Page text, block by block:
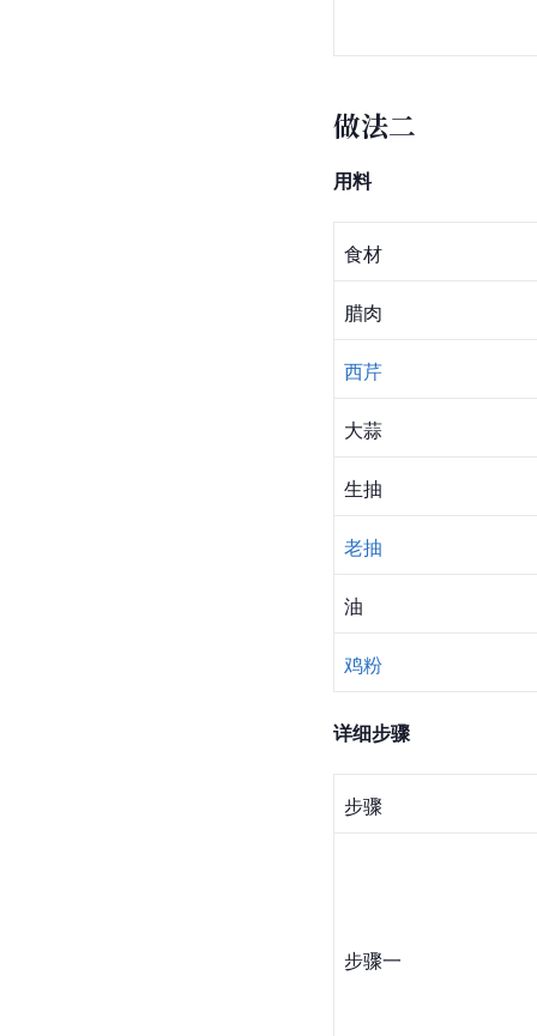
做法二
用料
食材
腊肉
西芹
大蒜
生抽
老抽
油
鸡粉
详细步骤
步骤
步骤一